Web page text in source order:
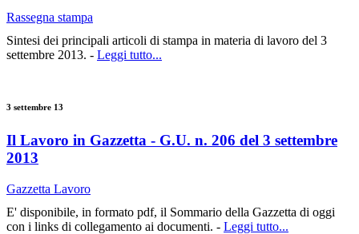
Rassegna stampa
Sintesi dei principali articoli di stampa in materia di lavoro del 3
settembre 2013. - Leggi tutto...
3 settembre 13
Il Lavoro in Gazzetta - G.U. n. 206 del 3 settembre
2013
Gazzetta Lavoro
E' disponibile, in formato pdf, il Sommario della Gazzetta di oggi
con i links di collegamento ai documenti. - Leggi tutto...